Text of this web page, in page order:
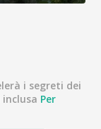
i segreti dei
Per